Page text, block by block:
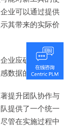
业可以通过提供
其带来的实际价
业应确保可视化
数据的泄露。
提升团队协作与
提供了一个统一
管在实施过程中